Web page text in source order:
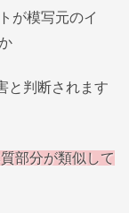
が模写元のイ
と判断されます
部分が類似して